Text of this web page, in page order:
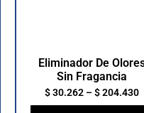
Eliminador De
Sin Fragancia
$30.262–$204.430